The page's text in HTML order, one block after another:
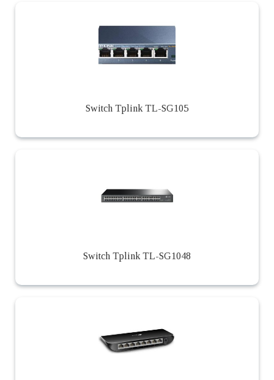
Switch Tplink TL-SG105
Switch Tplink TL-SG1048